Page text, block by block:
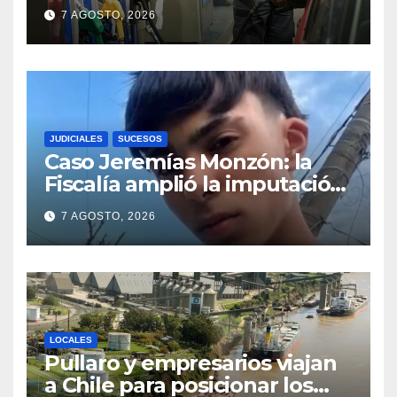
superó los $2.100 y llenar el
tanque cuesta más de
$94.000
7 AGOSTO, 2026
JUDICIALES SUCESOS
Caso Jeremías Monzón: la
Fiscalía amplió la imputación
contra la menor acusada del
crimen y la causa se
encamina al juicio por jurados
7 AGOSTO, 2026
LOCALES
Pullaro y empresarios viajan
a Chile para posicionar los